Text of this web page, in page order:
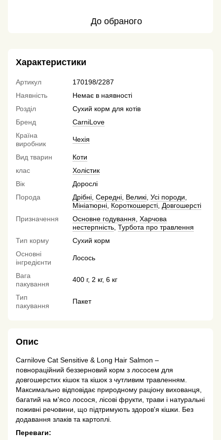
До обраного
Характеристики
Артикул
170198/2287
Наявність
Немає в наявності
Розділ
Сухий корм для котів
Бренд
CarniLove
Країна
виробник
Чехія
Вид тварин
Коти
клас
Холістик
Вік
Дорослі
Порода
Дрібні Середні Великі Усі породи
Мініатюрні Короткошерсті Довгошерсті
Призначення
Основне годування Харчова
нестерпність Турбота про травлення
Тип корму
Сухий корм
Основні
інгредієнти
Лосось
Вага
пакування
400 г, 2 кг, 6 кг
Тип
пакування
Пакет
Опис
Carnilove Cat Sensitive & Long Hair Salmon –
повнораційний беззерновий корм з лососем для
довгошерстих кішок та кішок з чутливим травленням.
Максимально відповідає природному раціону вихованця,
багатий на м'ясо лосося, лісові фрукти, трави і натуральні
поживні речовини, що підтримують здоров'я кішки. Без
додавання злаків та картоплі.
Переваги: